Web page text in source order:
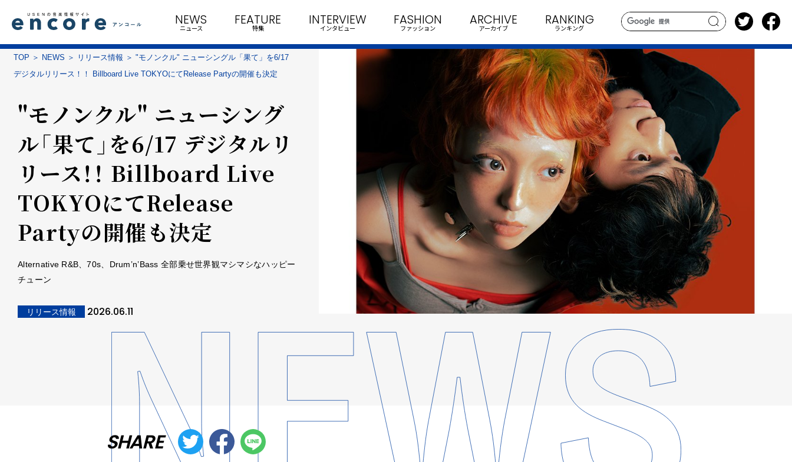
search
NEWS
ニュース
FEATURE
特集
INTERVIEW
インタビュー
FASHION
ファッション
ARCHIVE
アーカイブ
RANKING
ランキング
TOP NEWS リリース情報
"モノンクル" ニューシングル「果て」を6/17
デジタルリリース！！ Billboard Live TOKYOにてRelease Partyの開催も決定
"モノンクル" ニューシング
ル「果て」を6/17 デジタルリ
リース！！ Billboard Live
TOKYOにてRelease
Partyの開催も決定
Alternative R&B、70s、Drum’n’Bass 全部乗せ世界観マシマシなハッピー
チューン
リリース情報 2026.06.11
SHARE